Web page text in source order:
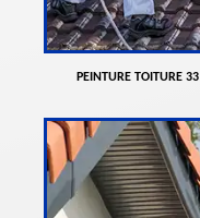
PEINTURE TOITURE 33